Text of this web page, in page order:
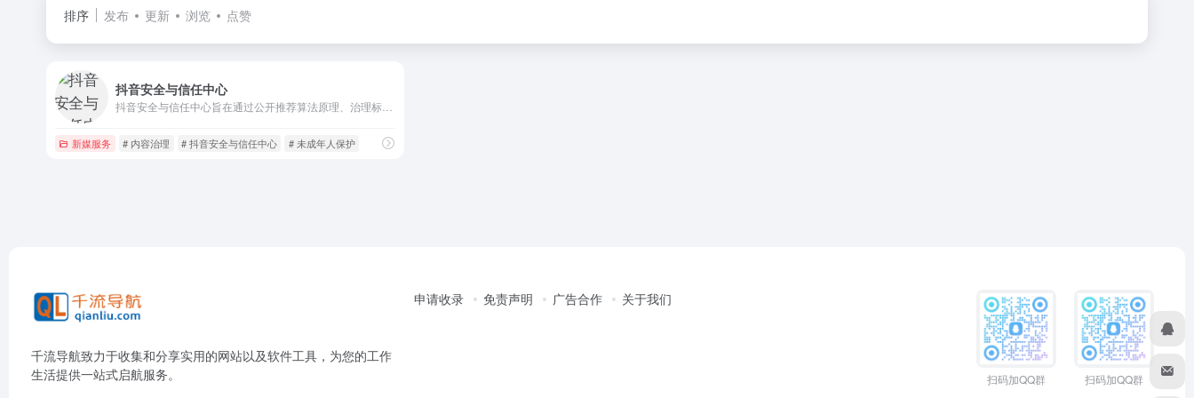
排序 发布 更新 浏览 点赞
抖音安全与信任中心
新媒服务 # 内容治理 # 抖音安全与信任中心 # 未成年人保护
千流导航致力于收集和分享实用的网站以及软件工具，为您的工作
生活提供一站式启航服务。
申请收录 免责声明 广告合作 关于我们
扫码加QQ群 扫码加QQ群